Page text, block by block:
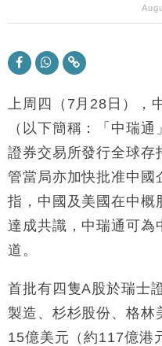
財經｜華僑銀行
47仙
17:33
及消費表現
損失近6900萬元
16:05
財經｜日經失守
15:47
粦接任
15:11
財經｜韓股反覆波
13:44
12:44
財經｜日本春季三
日圓干預創新高
國際｜特朗普料美
張
上周四（7月28日），
（以下簡稱：「中瑞
證券交易所發行全球存
管當局亦加快批准中國
指，中國及美國在中概
達成共識，中瑞通可為
道。
首批有四隻A股於瑞士
製造、杉杉股份、格林
15億美元（約117億港